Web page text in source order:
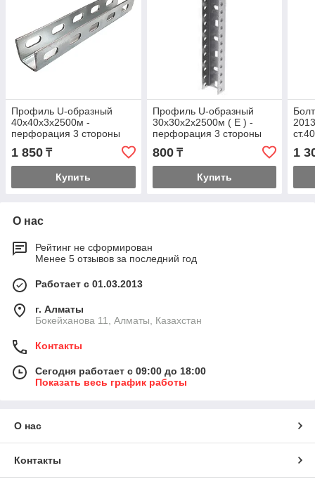
Профиль U-образный
40х40х3х2500м -
перфорация 3 стороны
1 850 ₸
Купить
Профиль U-образный
30х30х2х2500м ( Е ) -
перфорация 3 стороны
800₸
Купить
1
О нас
Рейтинг не сформирован
Менее 5 отзывов за последний год
Работает с 01.03.2013
г. Алматы
Бокейханова 11, Алматы, Казахстан
Контакты
Сегодня работает с 09:00 до 18:00
Показать весь график работы
О нас
Контакты